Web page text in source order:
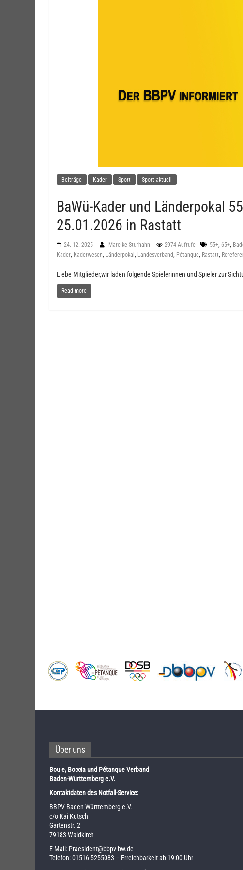
Beiträge Kader Sport Sport aktuell
BaWü-Kader und Länderpokal
25.01.2026 in Rastatt
24. 12. 2025 Mareike Sturhahn 2974 Aufrufe 55+, 65+,
Kader, Kaderwesen, Länderpokal , Landesverband, Pétanque, Rastatt,
Liebe Mitglieder,wir laden folgende Spielerinnen und Spieler zur
Read more
Über uns
Boule, Boccia und Pétanque Verband
Baden-Württemberg e.V.
Kontaktdaten des Notfall-Service:
BBPV Baden-Württemberg e.V.
c/o Kai Kutsch
Gartenstr. 2
79183 Waldkirch
E-Mail: Praesident@bbpv-bw.de
Telefon:01516-5255083 – Erreichbarkeit ab 19:00 Uhr